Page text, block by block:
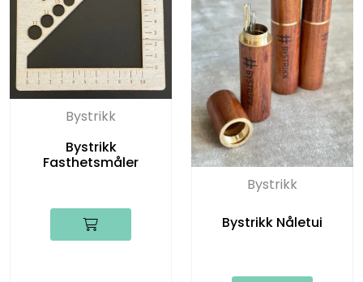
Bystrikk
Bystrikk
Fasthetsmåler
Bystrikk
Bystrikk Nåletui